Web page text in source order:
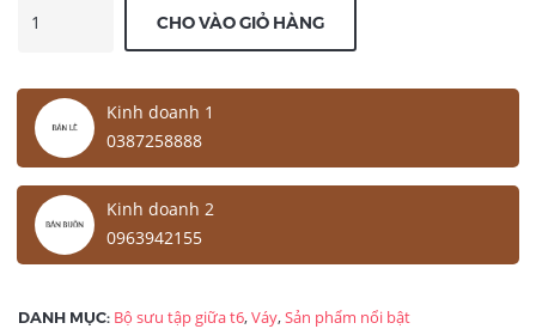
CHO VÀO GIỎ HÀNG
Kinh doanh 1
0387258888
Kinh doanh 2
0963942155
DANH MỤC: Bộ sưu tập giữa t6,Váy,Sản phẩm nổi bật